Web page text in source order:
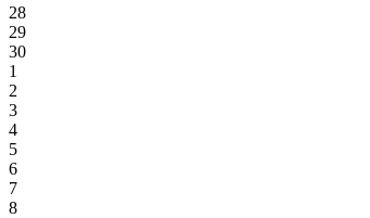
28
29
30
1
2
3
4
5
6
7
8